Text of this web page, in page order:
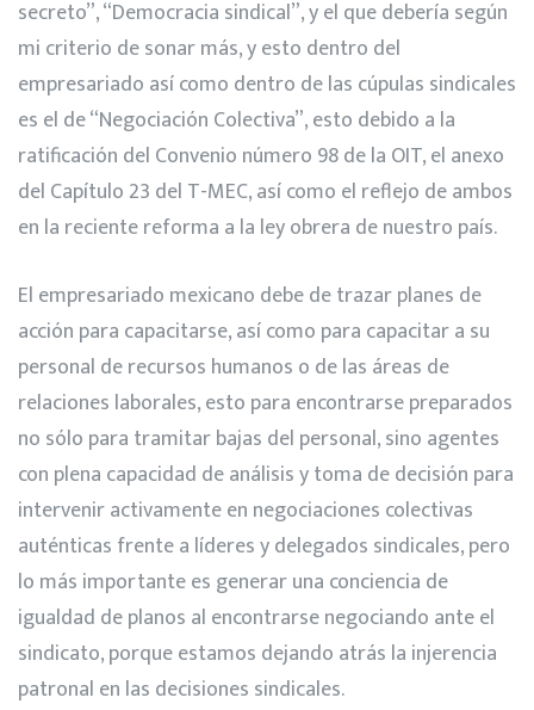
secreto”, “Democracia sindical”, y el que debería según
mi criterio de sonar más, y esto dentro del
empresariado así como dentro de las cúpulas sindicales
es el de “Negociación Colectiva”, esto debido a la
ratificación del Convenio número 98 de la OIT, el anexo
del Capítulo 23 del T-MEC, así como el reflejo de ambos
en la reciente reforma a la ley obrera de nuestro país.
El empresariado mexicano debe de trazar planes de
acción para capacitarse, así como para capacitar a su
personal de recursos humanos o de las áreas de
relaciones laborales, esto para encontrarse preparados
no sólo para tramitar bajas del personal, sino agentes
con plena capacidad de análisis y toma de decisión para
intervenir activamente en negociaciones colectivas
auténticas frente a líderes y delegados sindicales, pero
lo más importante es generar una conciencia de
igualdad de planos al encontrarse negociando ante el
sindicato, porque estamos dejando atrás la injerencia
patronal en las decisiones sindicales.